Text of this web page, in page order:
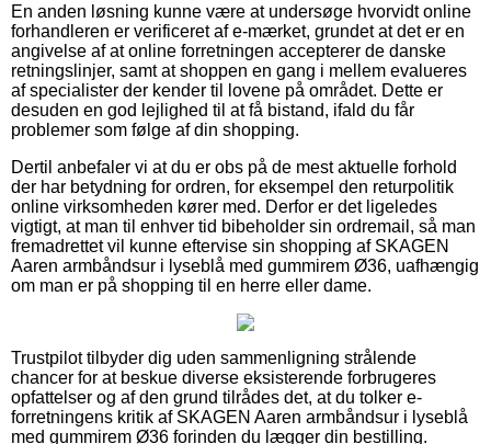
En anden løsning kunne være at undersøge hvorvidt online
forhandleren er verificeret af e-mærket, grundet at det er en
angivelse af at online forretningen accepterer de danske
retningslinjer, samt at shoppen en gang i mellem evalueres
af specialister der kender til lovene på området. Dette er
desuden en god lejlighed til at få bistand, ifald du får
problemer som følge af din shopping.
Dertil anbefaler vi at du er obs på de mest aktuelle forhold
der har betydning for ordren, for eksempel den returpolitik
online virksomheden kører med. Derfor er det ligeledes
vigtigt, at man til enhver tid bibeholder sin ordremail, så man
fremadrettet vil kunne eftervise sin shopping af SKAGEN
Aaren armbåndsur i lyseblå med gummirem Ø36, uafhængig
om man er på shopping til en herre eller dame.
Trustpilot tilbyder dig uden sammenligning strålende
chancer for at beskue diverse eksisterende forbrugeres
opfattelser og af den grund tilrådes det, at du tolker e-
forretningens kritik af SKAGEN Aaren armbåndsur i lyseblå
med gummirem Ø36 forinden du lægger din bestilling.